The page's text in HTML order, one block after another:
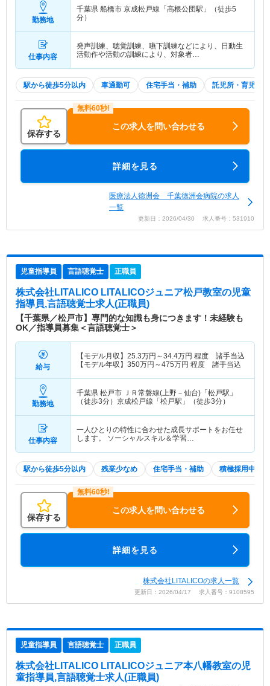
勤務地
千葉県 船橋市 京成松戸線「高根公団駅」（徒歩5
分）
仕事内容
発声訓練、聴覚訓練、嚥下訓練などにより、日動生
活動作や活動の訓練により、対象者…
駅から徒歩5分以内 車通勤可 住宅手当・補助 託児所・育児補助
保存する
この求人を問い合わせる
詳細を見る
医療法人徳洲会 千葉徳洲会病院の求人
一覧
更新日：2026/04/30 求人番号：531910
児童指導員 言語聴覚士 正職員
株式会社LITALICO LITALICOジュニア松戸教室の児童
指導員,言語聴覚士求人(正職員)
【千葉県／松戸市】専門的な知識も身につきます！未経験も
OK／指導員募集＜言語聴覚士＞
給与
【モデル月収】 25.3万円～34.4万円 程度 諸手当込
【モデル年収】 350万円～475万円 程度 諸手当込
勤務地
千葉県 松戸市 ＪＲ常磐線(上野－仙台)「松戸駅」
（徒歩3分）京成松戸線「松戸駅」（徒歩3分）
仕事内容
一人ひとりの特性に合わせた成長サポートをお任せ
します。 ソーシャルスキル＆学習…
駅から徒歩5分以内 残業少なめ 住宅手当・補助 積極採用中
保存する
この求人を問い合わせる
詳細を見る
株式会社LITALICOの求人一覧
更新日：2026/04/17 求人番号：9108595
児童指導員 言語聴覚士 正職員
株式会社LITALICO LITALICOジュニア本八幡教室の児
童指導員,言語聴覚士求人(正職員)